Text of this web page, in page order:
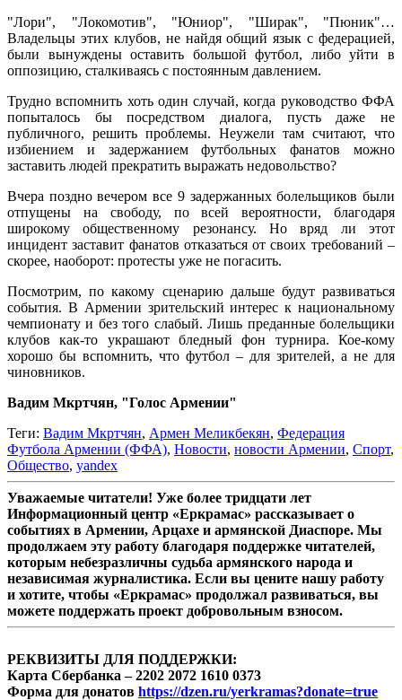
"Лори", "Локомотив", "Юниор", "Ширак", "Пюник"…
Владельцы этих клубов, не найдя общий язык с федерацией,
были вынуждены оставить большой футбол, либо уйти в
оппозицию, сталкиваясь с постоянным давлением.
Трудно вспомнить хоть один случай, когда руководство ФФА
попыталось бы посредством диалога, пусть даже не
публичного, решить проблемы. Неужели там считают, что
избиением и задержанием футбольных фанатов можно
заставить людей прекратить выражать недовольство?
Вчера поздно вечером все 9 задержанных болельщиков были
отпущены на свободу, по всей вероятности, благодаря
широкому общественному резонансу. Но вряд ли этот
инцидент заставит фанатов отказаться от своих требований –
скорее, наоборот: протесты уже не погасить.
Посмотрим, по какому сценарию дальше будут развиваться
события. В Армении зрительский интерес к национальному
чемпионату и без того слабый. Лишь преданные болельщики
клубов как-то украшают бледный фон турнира. Кое-кому
хорошо бы вспомнить, что футбол – для зрителей, а не для
чиновников.
Вадим Мкртчян, "Голос Армении"
Теги: Вадим Мкртчян, Армен Меликбекян, Федерация
Футбола Армении (ФФА), Новости, новости Армении, Спорт,
Общество, yandex
Уважаемые читатели! Уже более тридцати лет
Информационный центр «Еркрамас» рассказывает о
событиях в Армении, Арцахе и армянской Диаспоре. Мы
продолжаем эту работу благодаря поддержке читателей,
которым небезразличны судьба армянского народа и
независимая журналистика. Если вы цените нашу работу
и хотите, чтобы «Еркрамас» продолжал развиваться, вы
можете поддержать проект добровольным взносом.
РЕКВИЗИТЫ ДЛЯ ПОДДЕРЖКИ:
Карта Сбербанка – 2202 2072 1610 0373
Форма для донатов https://dzen.ru/yerkramas?donate=true